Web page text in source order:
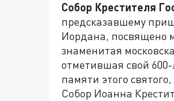
Собор Крестителя
предсказавшему
Иордана, посвящено
знаменитая
отметившая свой
памяти этого
Собор Иоанна